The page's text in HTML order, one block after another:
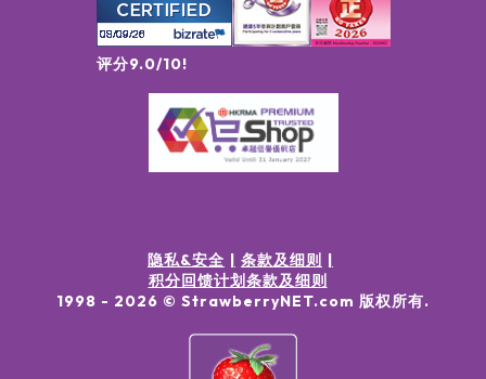
评分9.0/10!
隐私&安全
条款及细则
积分回馈计划条款及细则
1998 - 2026 © StrawberryNET.com 版权所有.